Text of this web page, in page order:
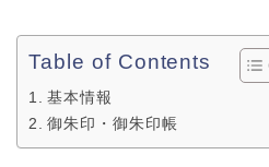
Table of Contents
基本情報
御朱印・御朱印帳